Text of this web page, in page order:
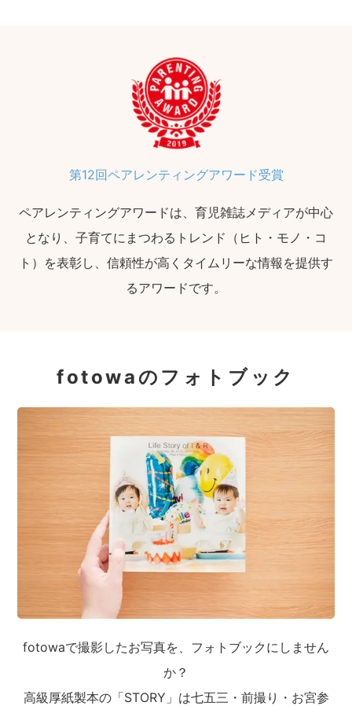
第12回ペアレンティングアワード受賞
ペアレンティングアワードは、育児雑誌メディアが中心
となり、子育てにまつわるトレンド（ヒト・モノ・コ
ト）を表彰し、信頼性が高くタイムリーな情報を提供す
るアワードです。
fotowaのフォトブック
fotowaで撮影したお写真を、フォトブックにしません
か？
高級厚紙製本の「STORY」は七五三・前撮り・お宮参